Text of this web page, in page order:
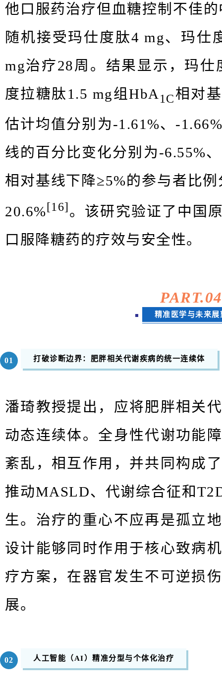
他口服药治疗但血糖控制不佳
随机接受玛仕度肽4 mg、玛仕
mg治疗28周。结果显示，玛仕
度拉糖肽1.5 mg组HbA 1C相对
估计均值分别为-1.61%、 -1.6
线的百分比变化分别为-6.55%、
相对基线下降≥5%的参与者比
20.6%[16] 。该研究验证了中国
口服降糖药的疗效与安全性。
PART.04
精准医学与未来展
01 打破诊断边界：肥胖相关代谢疾病的统一连续体
潘琦教授提出，应将肥胖相关
动态连续体。全身性代谢功能
紊乱，相互作用 ，并共同构成
推动MASLD、代谢综合征和
生。治疗的重心不应再是孤立
设计能够同时作用于核心致病
疗方案，在器官发生不可逆损
展。
02 人工智能（AI） 精准分型与个体化治疗